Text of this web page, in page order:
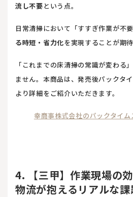
流し不要という点。
日常清掃において「すすぎ作業が不要
る時短・省力化を実現することが期待
「これまでの床清掃の常識が変わる
ません。本商品は、発売後パックタ
より詳細をご紹介いただきます。
幸商事株式会社のパックタイ
4. 【三甲】作業現場の
物流が抱えるリアルな